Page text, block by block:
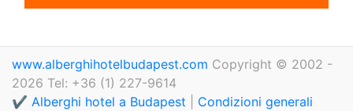
www.alberghihotelbudapest.com Copyright © 2002 -
2026 Tel: +36 (1) 227-9614
✔️ Alberghi hotel a Budapest
Condizioni generali